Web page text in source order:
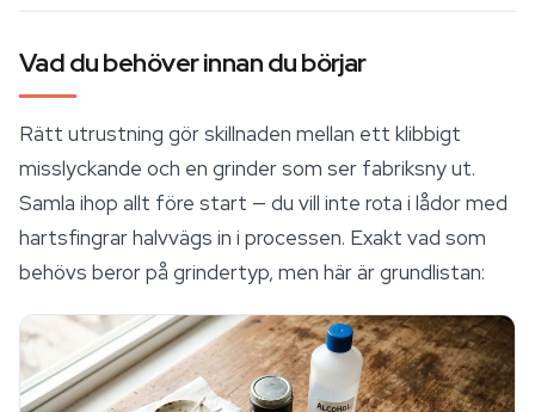
Vad du behöver innan du börjar
Rätt utrustning gör skillnaden mellan ett klibbigt
misslyckande och en grinder som ser fabriksny ut.
Samla ihop allt före start — du vill inte rota i lådor med
hartsfingrar halvvägs in i processen. Exakt vad som
behövs beror på grindertyp, men här är grundlistan: